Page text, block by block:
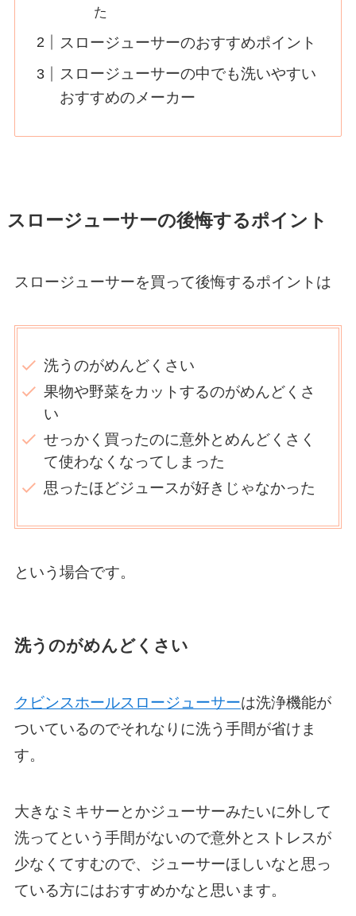
た
スロージューサーのおすすめポイント
スロージューサーの中でも洗いやすい
おすすめのメーカー
スロージューサーの後悔するポイント
スロージューサーを買って後悔するポイントは
洗うのがめんどくさい
果物や野菜をカットするのがめんどくさ
い
せっかく買ったのに意外とめんどくさく
て使わなくなってしまった
思ったほどジュースが好きじゃなかった
という場合です。
洗うのがめんどくさい
クビンスホールスロージューサーは洗浄機能が
ついているのでそれなりに洗う手間が省けま
す。
大きなミキサーとかジューサーみたいに外して
洗ってという手間がないので意外とストレスが
少なくてすむので、ジューサーほしいなと思っ
ている方にはおすすめかなと思います。